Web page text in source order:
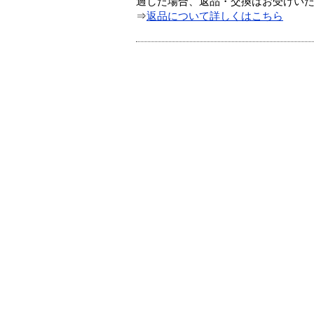
⇒返品について詳しくはこちら